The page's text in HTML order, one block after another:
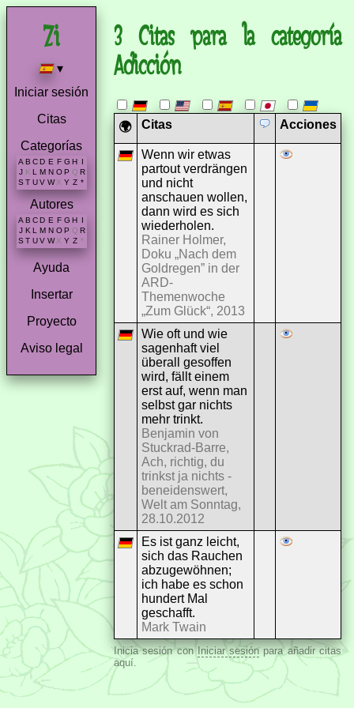
▾
Iniciar sesión
Citas
Categorías
A B C D E F G H I
J K L M N O P Q R
S T U V W X Y Z *
Autores
A B C D E F G H
J K L M N O P Q R
S T U V W X Y Z *
Ayuda
Insertar
Proyecto
Aviso legal
3 Citas para la categoría
Adicción
🌍 Citas Acciones
Wenn wir etwas
partout verdrängen
und nicht
anschauen wollen,
dann wird es sich
wiederholen.
Rainer Holmer,
Doku „Nach dem
Goldregen” in der
ARD-
Themenwoche
„Zum Glück“, 2013
Wie oft und wie
sagenhaft viel
überall gesoffen
wird, fällt einem
erst auf, wenn man
selbst gar nichts
mehr trinkt.
Benjamin von
Stuckrad-Barre,
Ach, richtig, du
trinkst ja nichts -
beneidenswert,
Welt am Sonntag,
28.10.2012
Es ist ganz leicht,
sich das Rauchen
abzugewöhnen;
ich habe es schon
hundert Mal
geschafft.
Mark Twain
Inicia sesión conIniciar sesiónpara añadir citas
aquí.